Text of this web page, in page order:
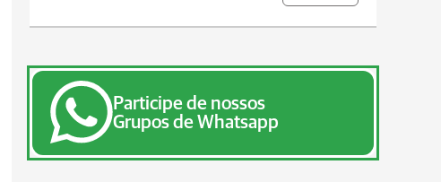
Participe de nossos
Grupos de Whatsapp